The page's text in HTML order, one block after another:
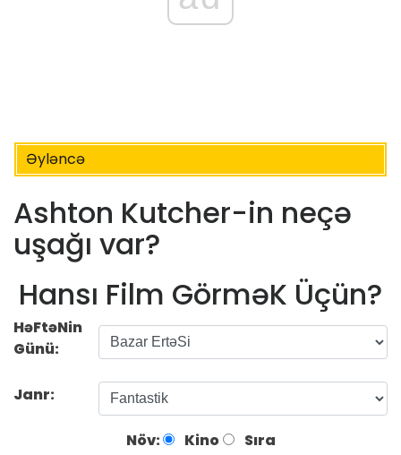
Əyləncə
Ashton Kutcher-in neçə
uşağı var?
Hansı Film GörməK Üçün?
HəFtəNin
Günü:
Janr:
Növ: Kino Sıra